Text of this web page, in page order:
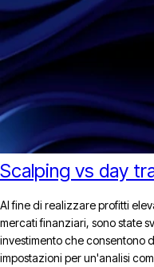
Scalping vs day
Al fine di realizzare profitti
mercati finanziari, sono state
investimento che consentono
impostazioni per un'analisi